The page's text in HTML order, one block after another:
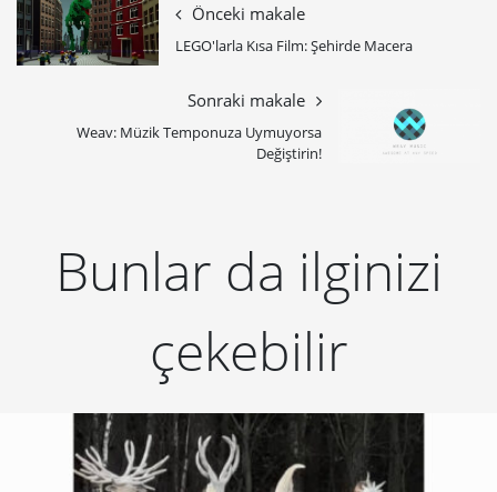
Önceki makale
LEGO'larla Kısa Film: Şehirde Macera
Sonraki makale
Weav: Müzik Temponuza Uymuyorsa
Değiştirin!
Bunlar da ilginizi
çekebilir